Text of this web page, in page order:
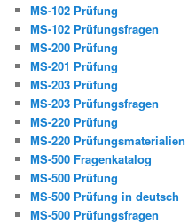
MS-102 Prüfung
MS-102 Prüfungsfragen
MS-200 Prüfung
MS-201 Prüfung
MS-203 Prüfung
MS-203 Prüfungsfragen
MS-220 Prüfung
MS-220 Prüfungsmaterialien
MS-500 Fragenkatalog
MS-500 Prüfung
MS-500 Prüfung in deutsch
MS-500 Prüfungsfragen